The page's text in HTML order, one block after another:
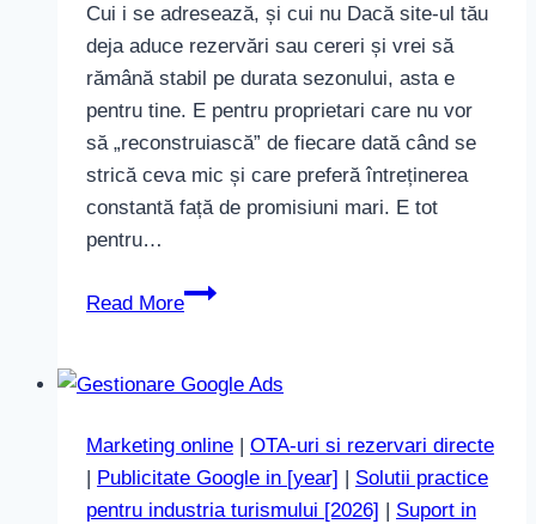
Cui i se adresează, și cui nu Dacă site-ul tău
deja aduce rezervări sau cereri și vrei să
rămână stabil pe durata sezonului, asta e
pentru tine. E pentru proprietari care nu vor
să „reconstruiască” de fiecare dată când se
strică ceva mic și care preferă întreținerea
constantă față de promisiuni mari. E tot
pentru…
Read More
Suport
site
Marketing online | OTA-uri si rezervari directe
| Publicitate Google in [year] | Solutii practice
pentru industria turismului [2026] | Suport in